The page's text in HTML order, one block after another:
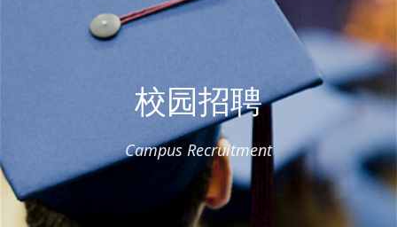
校园招聘
Campus Recruitment